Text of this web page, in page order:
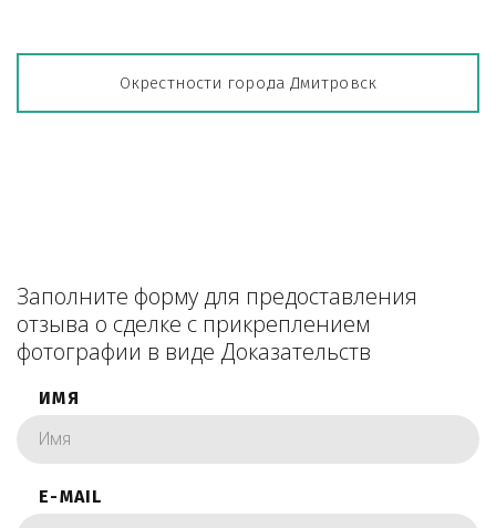
Окрестности города Дмитровск
Заполните форму для предоставления
отзыва о сделке с прикреплением
фотографии в виде Доказательств
ИМЯ
E-MAIL